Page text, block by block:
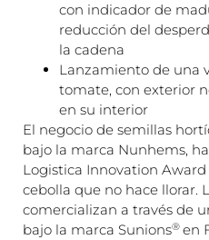
con indicador de
reducción del
la cadena
Lanzamiento de una
tomate, con exterior
en su interior
El negocio de semillas
bajo la marca Nunhems,
Logistica Innovation Award
cebolla que no hace llorar.
comercializan a través de
bajo la marca Sunions® en